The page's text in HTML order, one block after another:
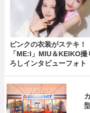
ピンクの衣装がステキ！
「ME:I」MIU＆KEIKO撮
ろしインタビューフォト